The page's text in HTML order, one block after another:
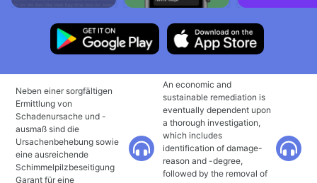
Neben einer sorgfältigen
Ermittlung von
Schadenursache und -
ausmaß sind die
Ursachenbehebung sowie
eine ausreichende
Schimmelpilzbeseitigung
Garant für eine
An economic and
sustainable remediation is
eventually dependent upon
a thorough investigation,
which includes
identification of damage-
reason and -degree,
followed by the removal of